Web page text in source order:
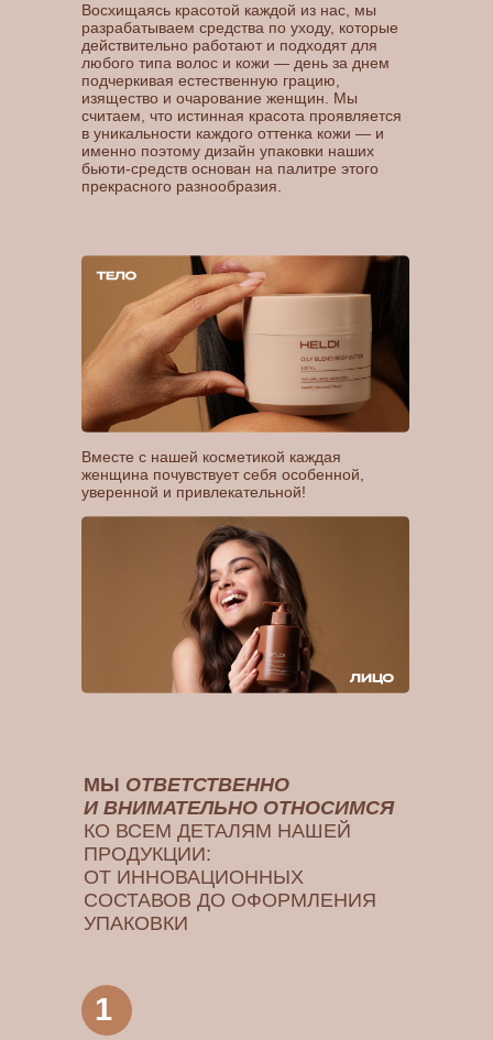
Восхищаясь красотой каждой из нас, мы
разрабатываем средства по уходу, которые
действительно работают и подходят для
любого типа волос и кожи — день за днем
подчеркивая естественную грацию,
изящество и очарование женщин. Мы
считаем, что истинная красота проявляется
в уникальности каждого оттенка кожи — и
именно поэтому дизайн упаковки наших
бьюти-средств основан на палитре этого
прекрасного разнообразия.
Вместе с нашей косметикой каждая
женщина почувствует себя особенной,
уверенной и привлекательной!
МЫ ОТВЕТСТВЕННО
И ВНИМАТЕЛЬНО ОТНОСИМСЯ
КО ВСЕМ ДЕТАЛЯМ НАШЕЙ
ПРОДУКЦИИ:
ОТ ИННОВАЦИОННЫХ
СОСТАВОВ ДО ОФОРМЛЕНИЯ
УПАКОВКИ
1